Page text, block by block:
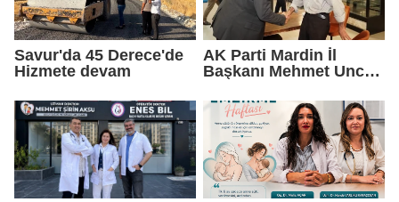
Savur'da 45 Derece'de
Hizmete devam
AK Parti Mardin İl
Başkanı Mehmet Uncu:
Geleceğimizi
Korumaktır"